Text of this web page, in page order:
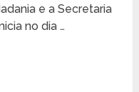
e a Secretaria
no dia …